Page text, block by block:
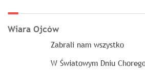
Wiara Ojców
Zabrali nam wszystko
W Światowym Dniu